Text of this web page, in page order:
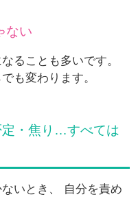
ない
ることも多いです。
も変わります。
定・焦り…すべては
いとき、 自分を責め